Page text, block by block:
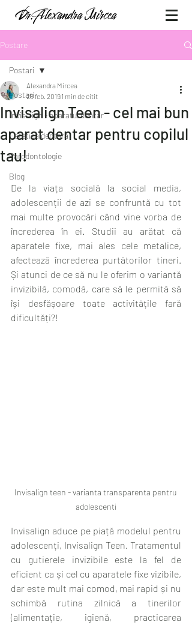
Postare
Postari
Invisalign - aparatul dentar
Estetica dentara
Parodontologie
Blog
Postari
Invisalign Teen - cel mai bun
aparat dentar pentru copilul
tau!
Alexandra Mircea
28 feb. 20191 min de citit
De la viața socială la social media,
adolescenții de azi se confruntă cu tot
mai multe provocări când vine vorba de
încrederea în ei. Studii au arătat că
aparatele fixe, mai ales cele metalice,
afectează încrederea purtătorilor tineri.
Și atunci de ce să nu le oferim o variantă
invizibilă, comodă, care să le permită să
își desfășoare toate activitățile fară
dificultăți?!
Invisalign teen - varianta transparenta pentru
adolescenti
Invisalign aduce pe piață modelul pentru
adolescenți, Invisalign Teen. Tratamentul
cu gutierele invizibile este la fel de
eficient ca și cel cu aparatele fixe vizibile,
dar este mult mai comod, mai rapid și nu
schimbă rutina zilnică a tinerilor
(alimentație, igienă, practicarea